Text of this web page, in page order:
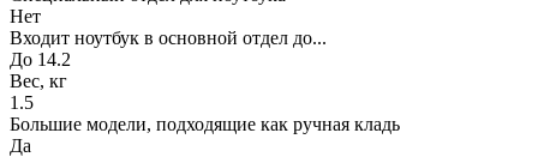
Нет
Входит ноутбук в основной отдел до...
До 14.2
Вес, кг
1.5
Большие модели, подходящие как ручная кладь
Да